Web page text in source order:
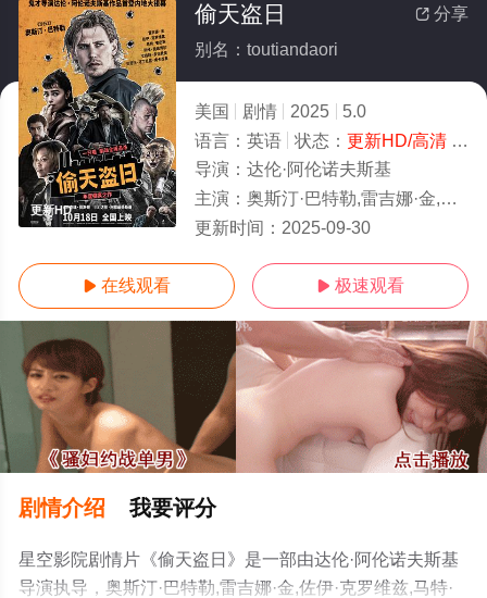
更新HD
 分享
偷天盗日
别名：toutiandaori
美国 剧情 2025
5.0
语言： 英语 状态： 更新HD/高清- 免费在线观看
导演： 达伦·阿伦诺夫斯基
主演： 奥斯汀·巴特勒,雷吉娜·金,佐伊·克罗维兹,马特·史密斯,列维·施瑞博尔,文森特·多诺费奥,格里
更新时间： 2025-09-30
 在线观看  极速观看
剧情介绍 我要评分
星空影院剧情片《偷天盗日》是一部由达伦·阿伦诺夫斯基
导演执导，奥斯汀·巴特勒,雷吉娜·金,佐伊·克罗维兹,马特·